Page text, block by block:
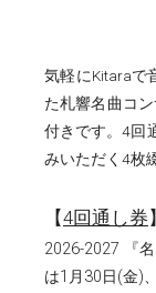
気軽にKitaraで
た札響名曲コ
付きです。4回
みいただく4枚
【4回通し券】
2026-2027 『
は1月30日(金)